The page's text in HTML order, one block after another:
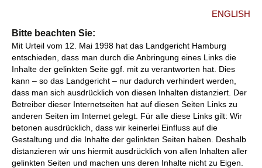
ENGLISH
Bitte beachten Sie:
Mit Urteil vom 12. Mai 1998 hat das Landgericht Hamburg
entschieden, dass man durch die Anbringung eines Links die
Inhalte der gelinkten Seite ggf. mit zu verantworten hat. Dies
kann – so das Landgericht – nur dadurch verhindert werden,
dass man sich ausdrücklich von diesen Inhalten distanziert. Der
Betreiber dieser Internetseiten hat auf diesen Seiten Links zu
anderen Seiten im Internet gelegt. Für alle diese Links gilt: Wir
betonen ausdrücklich, dass wir keinerlei Einfluss auf die
Gestaltung und die Inhalte der gelinkten Seiten haben. Deshalb
distanzieren wir uns hiermit ausdrücklich von allen Inhalten aller
gelinkten Seiten und machen uns deren Inhalte nicht zu Eigen.